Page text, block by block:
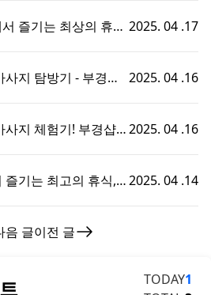
즐기는 최상의 휴식, 2025. 04 .17
지 탐방기 - 부경샵
2025. 04 .16
지 체험기! 부경샵에2025. 04 .16
기는 최고의 휴식,
2025. 04 .14
음 글이전 글
TODAY1